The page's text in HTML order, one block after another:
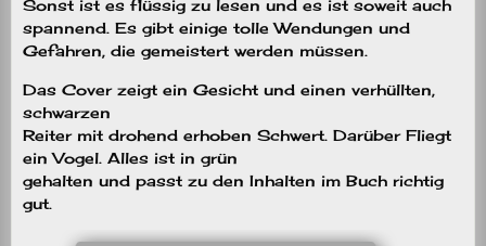
Sonst ist es flüssig zu lesen und es ist soweit auch
spannend. Es gibt einige tolle Wendungen und
Gefahren, die gemeistert werden müssen.
Das Cover zeigt ein Gesicht und einen verhüllten,
schwarzen
Reiter mit drohend erhoben Schwert. Darüber Fliegt
ein Vogel. Alles ist in grün
gehalten und passt zu den Inhalten im Buch richtig
gut.